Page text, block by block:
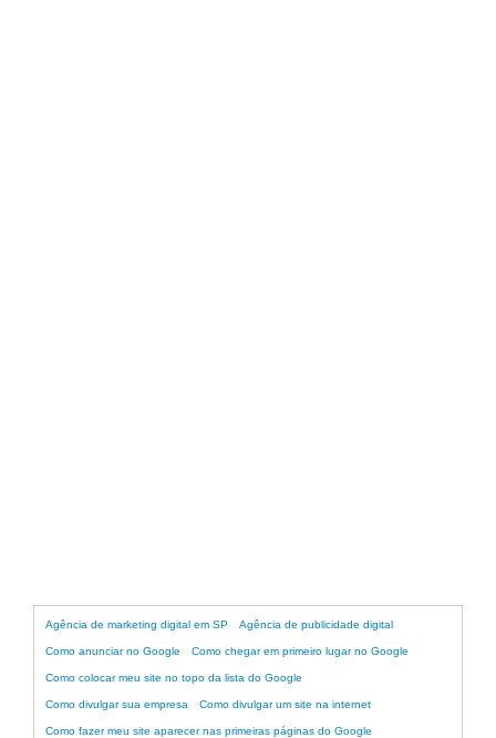
Agência de marketing digital em SP Agência de publicidade digital
Como anunciar no Google Como chegar em primeiro lugar no Google
Como colocar meu site no topo da lista do Google
Como divulgar sua empresa Como divulgar um site na internet
Como fazer meu site aparecer nas primeiras páginas do Google